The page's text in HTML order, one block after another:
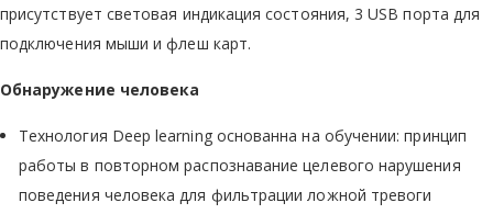
присутствует световая индикация состояния, 3 USB порта для
подключения мыши и флеш карт.
Обнаружение человека
Технология Deep learning основанна на обучении: принцип
работы в повторном распознавание целевого нарушения
поведения человека для фильтрации ложной тревоги